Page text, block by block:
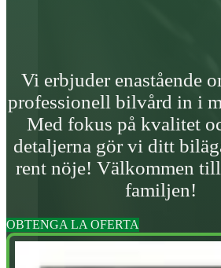
Vi erbjuder enastående
professionell bilvård in i
Med fokus på kvalitet
detaljerna gör vi ditt
rent nöje! Välkommen
familjen!
OBTENGA LA OFERTA